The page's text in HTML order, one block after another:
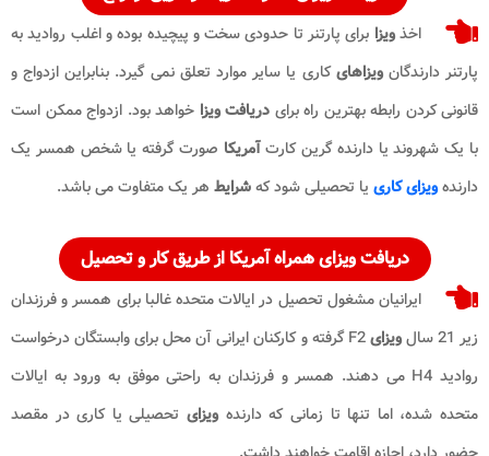
اخذویزا برای پارتنر تا حدودی سخت و پیچیده بوده و اغلب روادید به
پارتنر دارندگانویزاهایکاری یا سایر موارد تعلق نمی گیرد. بنابراین ازدواج و
قانونی کردن رابطه بهترین راه برای دریافت ویزا خواهد بود. ازدواج ممکن است
با یک شهروند یا دارنده گرین کارتآمریکا صورت گرفته یا شخص همسر یک
دارندهویزای کاری یا تحصیلی شود کهشرایط هر یک متفاوت می باشد.
دریافت ویزای همراه آمریکا از طریق کار و تحصیل
ایرانیان مشغول تحصیل در ایالات متحده غالبا برای همسر و فرزندان
زیر 21 سال
ویزای
F2 گرفته و کارکنان ایرانی آن محل برای وابستگان درخواست
روادید H4 می دهند. همسر و فرزندان به راحتی موفق به ورود به ایالات
متحده شده، اما تنها تا زمانی که دارنده ویزای تحصیلی یا کاری در مقصد